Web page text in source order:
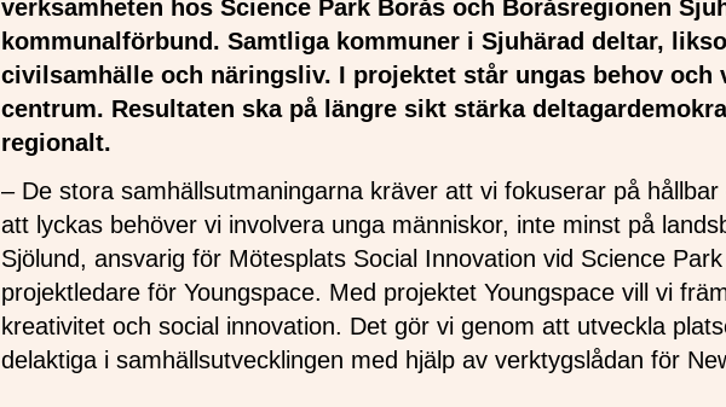
verksamheten hos Science Park Borås och Boråsregionen
kommunalförbund. Samtliga kommuner i Sjuhärad deltar,
civilsamhälle och näringsliv. I projektet står ungas behov och
centrum. Resultaten ska på längre sikt stärka
regionalt.
– De stora samhällsutmaningarna kräver att vi fokuserar på
att lyckas behöver vi involvera unga människor, inte minst på
Sjölund, ansvarig för Mötesplats Social Innovation vid Science
projektledare för Youngspace. Med projektet Youngspace vill vi
kreativitet och social innovation. Det gör vi genom att utveckla
delaktiga i samhällsutvecklingen med hjälp av verktygslådan för